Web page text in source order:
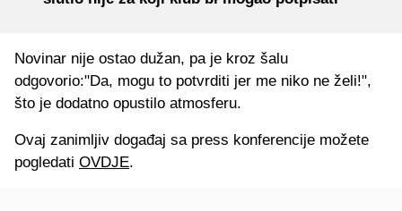
Novinar nije ostao dužan, pa je kroz šalu
odgovorio:"Da, mogu to potvrditi jer me niko ne želi!",
što je dodatno opustilo atmosferu.
Ovaj zanimljiv događaj sa press konferencije možete
pogledati OVDJE.